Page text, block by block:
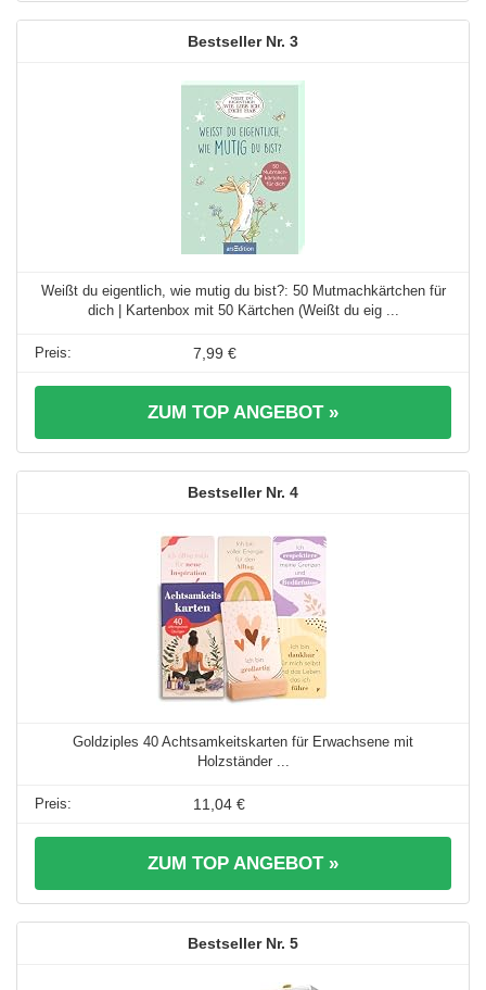
3
Weißt du eigentlich, wie mutig du bist?: 50 Mutmachkärtchen für
dich | Kartenbox mit 50 Kärtchen (Weißt du eig ...
7,99 €
ZUM TOP ANGEBOT »
4
Goldziples 40 Achtsamkeitskarten für Erwachsene mit
Holzständer ...
11,04 €
ZUM TOP ANGEBOT »
5